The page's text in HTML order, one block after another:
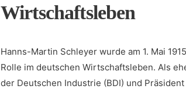
Wirtschaftsleben
Hanns-Martin Schleyer wurde am⁤ 1. Mai
Rolle⁤ im deutschen Wirtschaftsleben. Als
der ⁣Deutschen Industrie (BDI) und